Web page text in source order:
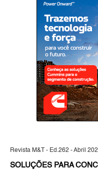
Revista M&T - Ed.262 - Abril
SOLUÇÕES PARA